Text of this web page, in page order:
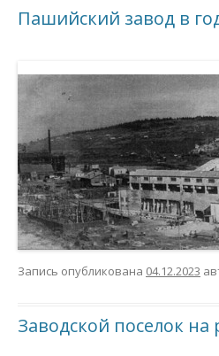
Пашийский завод в
Запись опубликована 04.12.2023
Заводской поселок